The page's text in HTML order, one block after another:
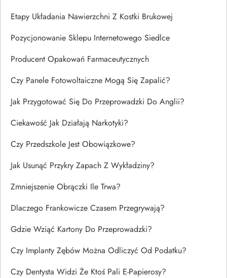
Etapy Układania Nawierzchni Z Kostki Brukowej
Pozycjonowanie Sklepu Internetowego Siedlce
Producent Opakowań Farmaceutycznych
Czy Panele Fotowoltaiczne Mogą Się Zapalić?
Jak Przygotować Się Do Przeprowadzki Do Anglii?
Ciekawość Jak Działają Narkotyki?
Czy Przedszkole Jest Obowiązkowe?
Jak Usunąć Przykry Zapach Z Wykładziny?
Zmniejszenie Obrączki Ile Trwa?
Dlaczego Frankowicze Czasem Przegrywają?
Gdzie Wziąć Kartony Do Przeprowadzki?
Czy Implanty Zębów Można Odliczyć Od Podatku?
Czy Dentysta Widzi Że Ktoś Pali E-Papierosy?